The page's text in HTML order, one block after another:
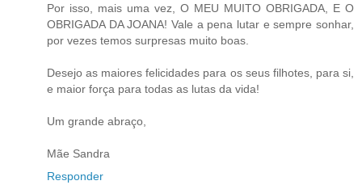
Por isso, mais uma vez, O MEU MUITO OBRIGADA, E O
OBRIGADA DA JOANA! Vale a pena lutar e sempre sonhar,
por vezes temos surpresas muito boas.
Desejo as maiores felicidades para os seus filhotes, para si,
e maior força para todas as lutas da vida!
Um grande abraço,
Mãe Sandra
Responder